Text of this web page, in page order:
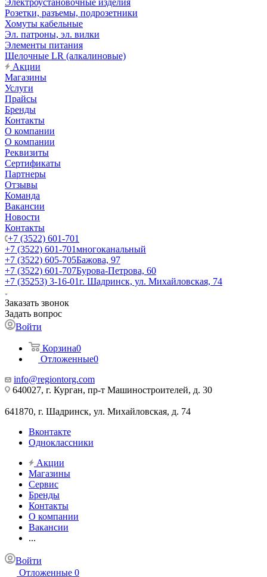
Электроустановочные изделия
Розетки, разъемы, подрозетники
Хомуты кабельные
Эл. патроны, эл. вилки
Элементы питания
Щелочные LR (алкалиновые)
Акции
Магазины
Услуги
Прайсы
Бренды
Контакты
О компании
О компании
Реквизиты
Сертификаты
Партнеры
Отзывы
Команда
Вакансии
Новости
Контакты
+7 (3522) 601-701
+7 (3522) 601-701многоканальный
+7 (3522) 605-705Бажова, 97
+7 (3522) 601-707Бурова-Петрова, 60
+7 (35253) 3-16-01г. Шадринск, ул. Михайловская, 74
Заказать звонок
Задать вопрос
Войти
Корзина0
Отложенные0
info@regiontorg.com
640027, г. Курган, пр-т Машиностроителей, д. 30
641870, г. Шадринск, ул. Михайловская, д. 74
Вконтакте
Одноклассники
Акции
Магазины
Сервис
Бренды
Контакты
О компании
Вакансии
...
Войти
Отложенные 0